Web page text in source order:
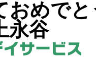
おめで
永谷